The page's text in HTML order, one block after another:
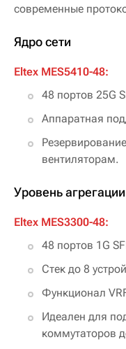
современные
Ядро сети
Eltex MES5410-48:
48 портов 25G
Аппаратная
вентиляторам.
Уровень агрегации
Eltex MES3300-48:
48 портов 1G
Стек до 8
Функционал
Идеален для
коммутаторов